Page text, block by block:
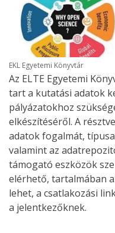
EKL Egyetemi Könyvtár
Az ELTE Egyetemi
tart a kutatási adatok
pályázatokhoz
elkészítéséről. A
adatok fogalmát,
valamint az
támogató eszközök
elérhető, tartalmában
lehet, a csatlakozási
a jelentkezőknek.